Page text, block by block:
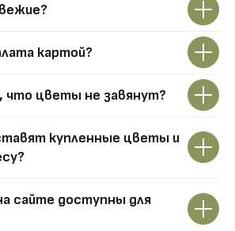
картой?
что цветы не завянут?
купленные цветы и
сайте доступны для